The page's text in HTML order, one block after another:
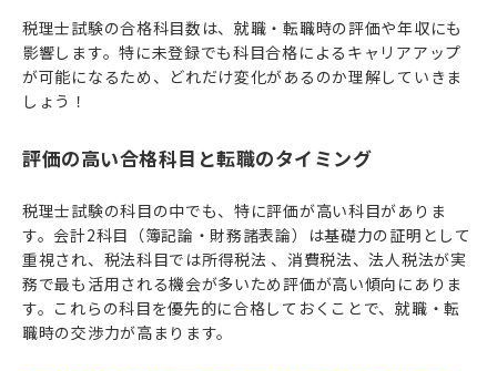
税理士試験の合格科目数は、就職・転職時の評価や年収にも
影響します。特に未登録でも科目合格によるキャリアアップ
が可能になるため、どれだけ変化があるのか理解していきま
しょう！
評価の高い合格科目と転職のタイミング
税理士試験の科目の中でも、特に評価が高い科目がありま
す。会計2科目（簿記論・財務諸表論）は基礎力の証明として
重視され、税法科目では所得税法 、消費税法、法人税法が実
務で最も活用される機会が多いため評価が高い傾向にありま
す。これらの科目を優先的に合格しておくことで、就職・転
職時の交渉力が高まります。